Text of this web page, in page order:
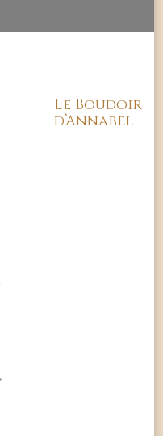
Le Boudoir
d’Annabel